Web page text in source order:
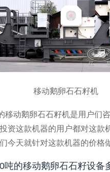
移动鹅卵石石籽机
移动鹅卵石石籽机是用户们
资这款机器的用户都对这款
今天就针对这款机器的价格
吨的移动鹅卵石石籽设备